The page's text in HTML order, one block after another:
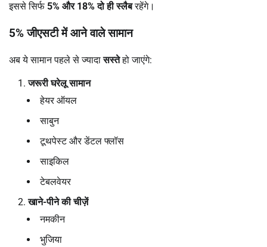
इससे सिर्फ 5% और 18%दो ही स्लैबरहेंगे।
5%जीएसटी में आने वाले सामान
अब ये सामान पहले से ज्यादासस्तेहो जाएंगे:
जरूरी घरेलू सामान
हेयर ऑयल
साबुन
टूथपेस्ट और डेंटल फ्लॉस
साइकिल
टेबलवेयर
खाने-पीने की चीज़ें
नमकीन
भुजिया